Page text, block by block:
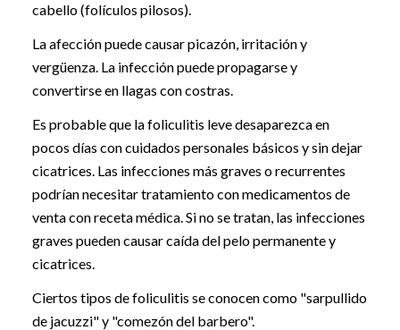
cabello (folículos pilosos).
La afección puede causar picazón, irritación y
vergüenza. La infección puede propagarse y
convertirse en llagas con costras.
Es probable que la foliculitis leve desaparezca en
pocos días con cuidados personales básicos y sin dejar
cicatrices. Las infecciones más graves o recurrentes
podrían necesitar tratamiento con medicamentos de
venta con receta médica. Si no se tratan, las infecciones
graves pueden causar caída del pelo permanente y
cicatrices.
Ciertos tipos de foliculitis se conocen como "sarpullido
de jacuzzi" y "comezón del barbero".